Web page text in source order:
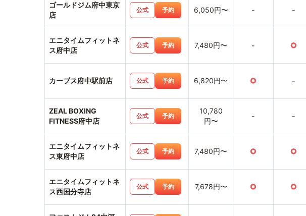
ゴールドジム府中東京
店
公式 予約 6,050円〜 - -
エニタイムフィットネ
ス府中店
公式 予約 7,480円〜 - ○
カーブス府中駅前店 公式 予約 6,820円〜 ○ -
ZEAL BOXING
FITNESS府中店
公式 予約
10,780
円〜
- -
エニタイムフィットネ
ス東府中店
公式 予約 7,480円〜 ○ ○
エニタイムフィットネ
ス西国分寺店
公式 予約 7,678円〜 ○ ○